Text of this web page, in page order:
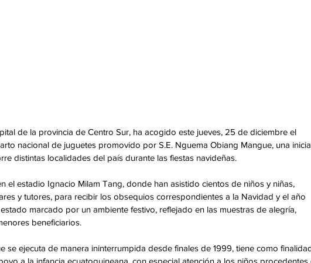
de la provincia de Centro Sur, ha acogido este jueves, 25 de diciembre el
nacional de juguetes promovido por S.E. Nguema Obiang Mangue, una
distintas localidades del país durante las fiestas navideñas.
el estadio Ignacio Milam Tang, donde han asistido cientos de niños y niñas,
y tutores, para recibir los obsequios correspondientes a la Navidad y el año
marcado por un ambiente festivo, reflejado en las muestras de alegría,
beneficiarios.
se ejecuta de manera ininterrumpida desde finales de 1999, tiene como
a la infancia ecuatoguineana, con especial atención a los niños procedentes